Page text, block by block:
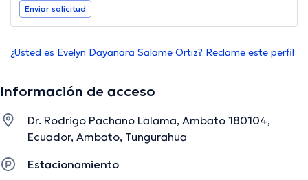
Enviar solicitud
¿Usted es Evelyn Dayanara Salame Ortiz? Reclame este perfil
Información de acceso
Dr. Rodrigo Pachano Lalama, Ambato 180104,
Ecuador, Ambato, Tungurahua
Estacionamiento